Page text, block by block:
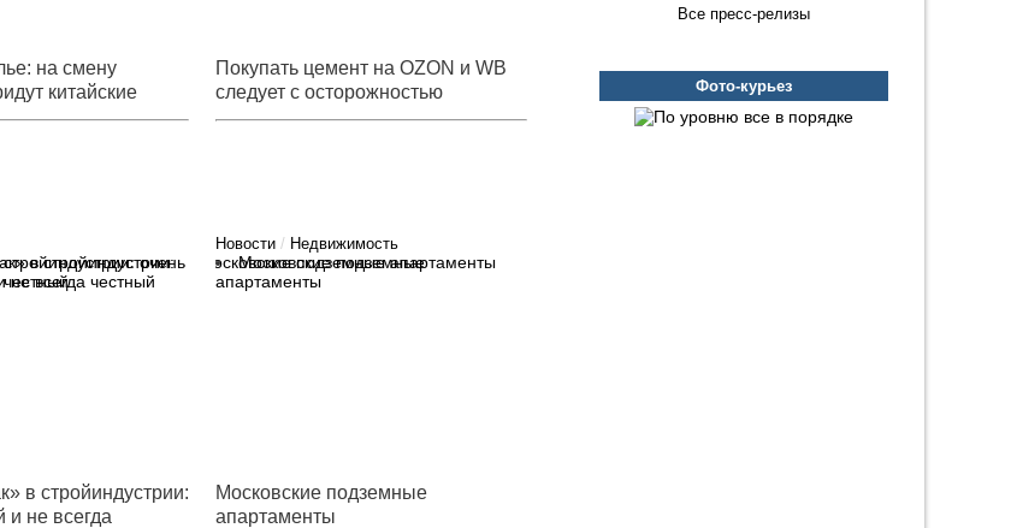
на смену
китайские
Покупать цемент на OZON и WB
следует с осторожностью
в стройиндустрии:
не всегда честный
в стройиндустрии:
и не всегда
Новости/ Недвижимость
Московские подземные
апартаменты
Московские подземные
апартаменты
Все пресс-релизы
Фото-курьез